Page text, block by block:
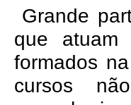
Grande
que
formados
cursos